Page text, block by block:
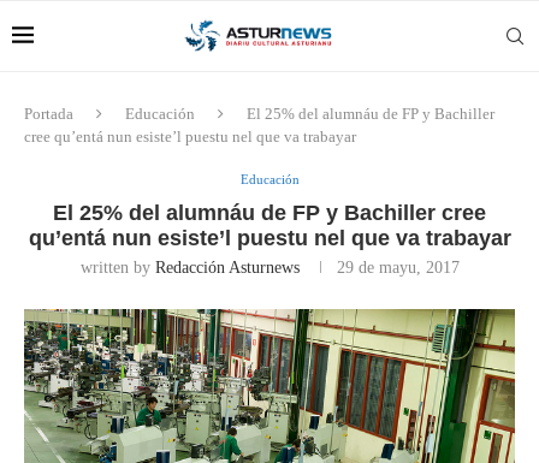
Portada Educación
El 25% del alumnáu de FP y Bachiller
cree qu’entá nun esiste’l puestu nel que va trabayar
Educación
El 25% del alumnáu de FP y Bachiller cree
qu’entá nun esiste’l puestu nel que va trabayar
written by Redacción Asturnews 29 de mayu, 2017